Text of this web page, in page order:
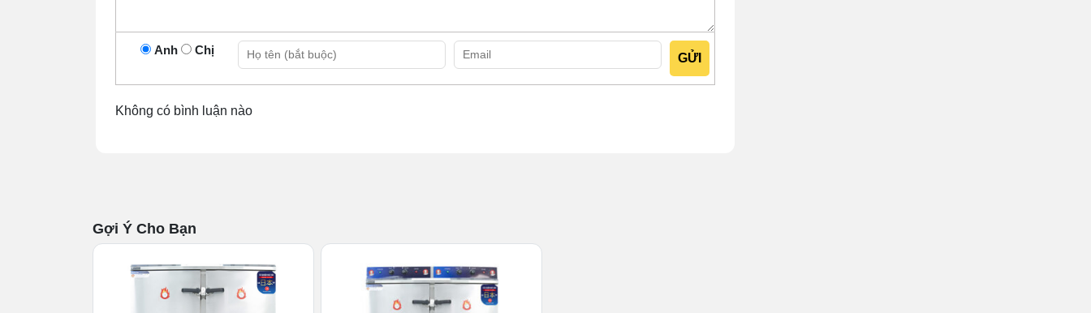
Ống cấp nước
Van thoát hơi, van xả nước đáy
Bánh xe đẩy
Đồng hồ đo nhiệt độ, áp suất
Chất liệu được chọn để gia công tủ nấu hấp bánh bao chính là inox 304 cao cấp. Đây là loại inox hàng
đầu trên thị trường với khả năng chống oxi hóa và độ bền vượt trội. Những loại tủ hấp làm từ vật liệu
inox 304 có tuổi thọ lên đến 10 năm. Dù sử dụng trong thời gian dài vẫn không bị han gỉ hay móp méo.
Anh Chị
Không có bình luận nào
Gợi Ý Cho Bạn